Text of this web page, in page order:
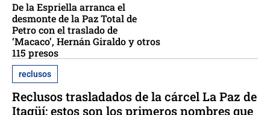
De la Espriella arranca el
desmonte de la Paz Total de
Petro con el traslado de
‘Macaco’, Hernán Giraldo y otros
115 presos
reclusos
Reclusos trasladados de la cárcel La Paz de
Itagüí: estos son los primeros nombres que